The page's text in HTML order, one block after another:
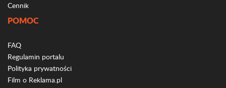
Cennik
POMOC
FAQ
Regulamin portalu
Polityka prywatności
Film o Reklama.pl